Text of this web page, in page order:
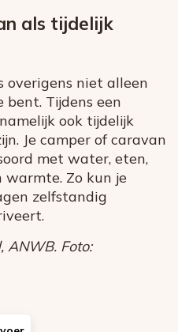
als tijdelijk
overigens niet alleen
Tijdens een
ook tijdelijk
Je camper of caravan
met water, eten,
warmte. Zo kun je
zelfstandig
ANWB. Foto: